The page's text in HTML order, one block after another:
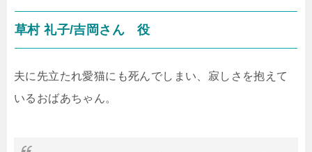
草村 礼子/吉岡さん 役
夫に先立たれ愛猫にも死んでしまい、寂しさを抱えて
いるおばあちゃん。